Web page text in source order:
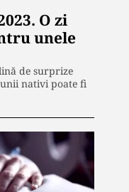
O zi
unele
de surprize
nativi poate fi